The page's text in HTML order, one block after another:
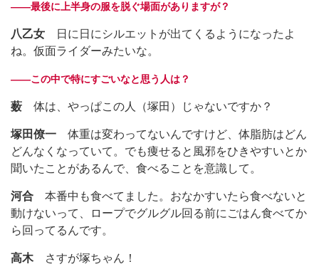
――最後に上半身の服を脱ぐ場面がありますが？
八乙女 日に日にシルエットが出てくるようになったよ
ね。仮面ライダーみたいな。
――この中で特にすごいなと思う人は？
薮 体は、やっぱこの人（塚田）じゃないですか？
塚田僚一 体重は変わってないんですけど、体脂肪はどん
どんなくなっていて。でも痩せると風邪をひきやすいとか
聞いたことがあるんで、食べることを意識して。
河合 本番中も食べてました。おなかすいたら食べないと
動けないって、ロープでグルグル回る前にごはん食べてか
ら回ってるんです。
高木 さすが塚ちゃん！